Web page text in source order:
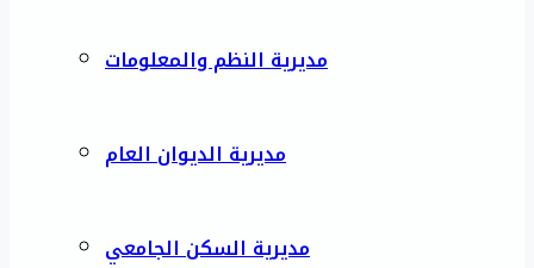
مديرية النظم والمعلومات
مديرية الديوان العام
مديرية السكن الجامعي